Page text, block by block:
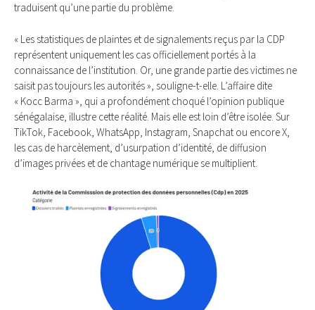
traduisent qu’une partie du problème.
« Les statistiques de plaintes et de signalements reçus par la CDP
représentent uniquement les cas officiellement portés à la
connaissance de l’institution. Or, une grande partie des victimes ne
saisit pas toujours les autorités », souligne-t-elle. L’affaire dite
« Kocc Barma », qui a profondément choqué l’opinion publique
sénégalaise, illustre cette réalité. Mais elle est loin d’être isolée. Sur
TikTok, Facebook, WhatsApp, Instagram, Snapchat ou encore X,
les cas de harcèlement, d’usurpation d’identité, de diffusion
d’images privées et de chantage numérique se multiplient.